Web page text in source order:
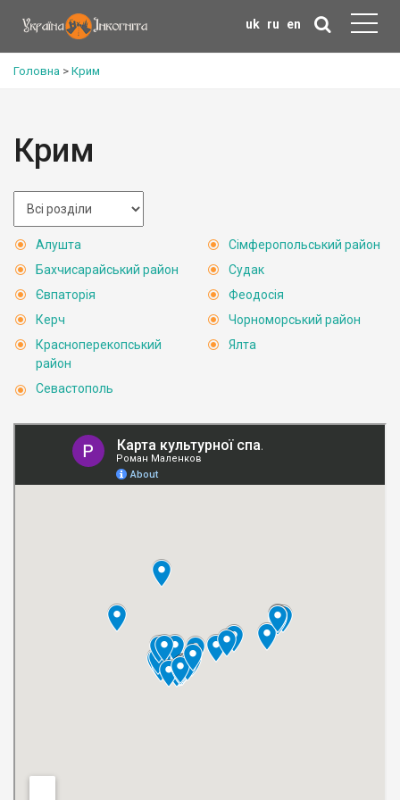
uk ru en
Головна > Крим
Крим
Алушта
Бахчисарайський район
Євпаторія
Керч
Красноперекопський
район
Севастополь
Сімферопольський район
Судак
Феодосія
Чорноморський район
Ялта